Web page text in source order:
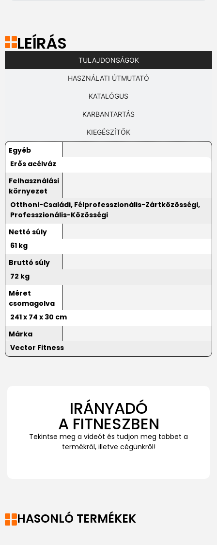
LEÍRÁS
TULAJDONSÁGOK
HASZNÁLATI ÚTMUTATÓ
KATALÓGUS
KARBANTARTÁS
KIEGÉSZÍTŐK
Egyéb
Erős acélváz
Felhasználási
környezet
Otthoni-Családi, Félprofesszionális-Zártközösségi,
Professzionális-Közösségi
Nettó súly
61 kg
Bruttó súly
72 kg
Méret
csomagolva
241 x 74 x 30 cm
Márka
Vector Fitness
IRÁNYADÓ
A FITNESZBEN
Tekintse meg a videót és tudjon meg többet a
termékről, illetve cégünkről!
HASONLÓ TERMÉKEK